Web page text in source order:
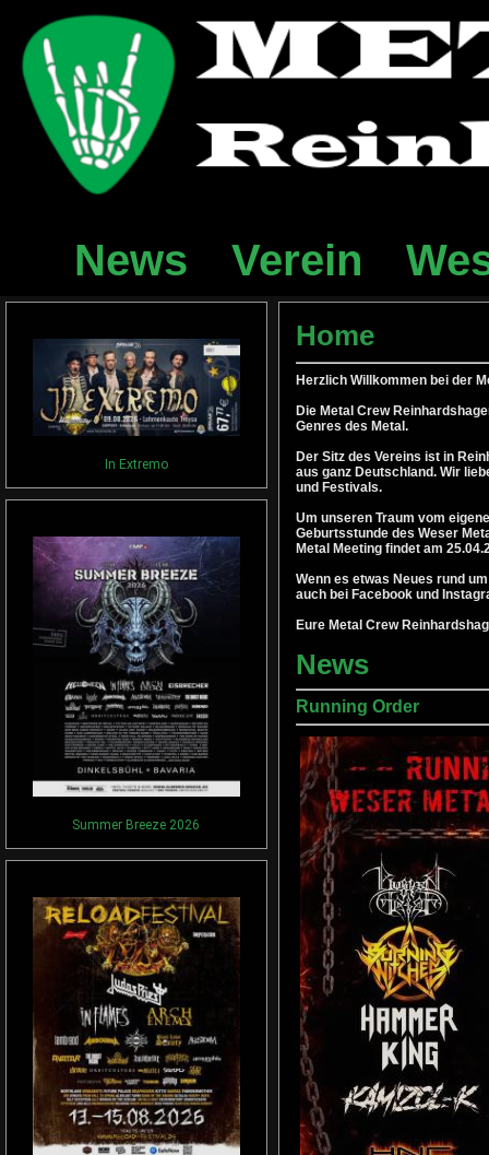
News Verein
In Extremo
Summer Breeze 2026
Home
Herzlich Willkommen bei der
Die Metal Crew
Genres des Metal.
Der Sitz des Vereins ist in
aus ganz Deutschland. Wir
und Festivals.
Um unseren Traum vom
Geburtsstunde des Weser
Metal Meeting findet am
Wenn es etwas Neues rund
auch bei Facebook und
Eure Metal Crew
News
Running Order